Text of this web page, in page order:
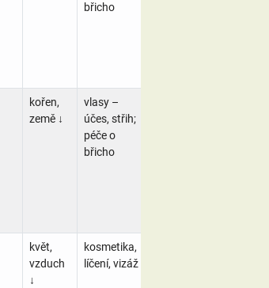
břicho
kořen,
země ↓
vlasy –
účes, střih;
péče o
břicho
květ,
vzduch
↓
kosmetika,
líčení, vizáž